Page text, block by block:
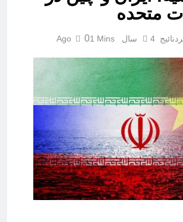
متحده
4 سال Ago 01 Mins